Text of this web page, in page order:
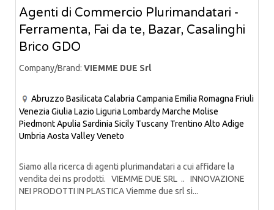
Agenti di Commercio Plurimandatari -
Ferramenta, Fai da te, Bazar, Casalinghi
Brico GDO
Company/Brand: VIEMME DUE Srl
Abruzzo Basilicata Calabria Campania Emilia Romagna Friuli
Venezia Giulia Lazio Liguria LombardyMarche Molise
PiedmontApulia Sardinia Sicily Tuscany Trentino Alto Adige
Umbria Aosta ValleyVeneto
Siamo alla ricerca di agenti plurimandatari a cui affidare la
vendita dei ns prodotti. VIEMME DUE SRL .. INNOVAZIONE
NEI PRODOTTI IN PLASTICA Viemme due srl si...